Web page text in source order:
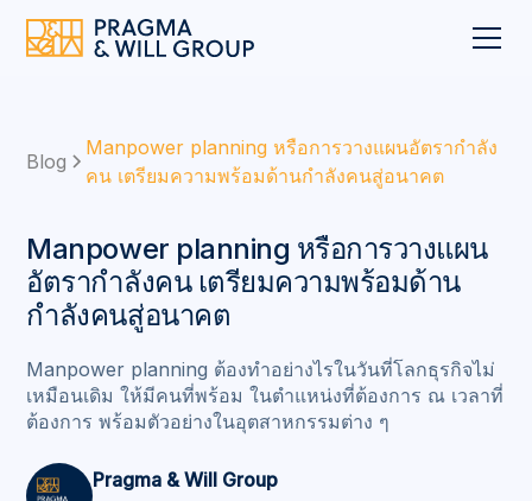
Blog
Manpower planning หรือการวางแผนอัตรากำลัง
คน เตรียมความพร้อมด้านกำลังคนสู่อนาคต
Manpower planning หรือการวางแผน
อัตรากำลังคน เตรียมความพร้อมด้าน
กำลังคนสู่อนาคต
Manpower planning ต้องทำอย่างไรในวันที่โลกธุรกิจไม่
เหมือนเดิม ให้มีคนที่พร้อม ในตำแหน่งที่ต้องการ ณ เวลาที่
ต้องการ พร้อมตัวอย่างในอุตสาหกรรมต่าง ๆ
Pragma & Will Group